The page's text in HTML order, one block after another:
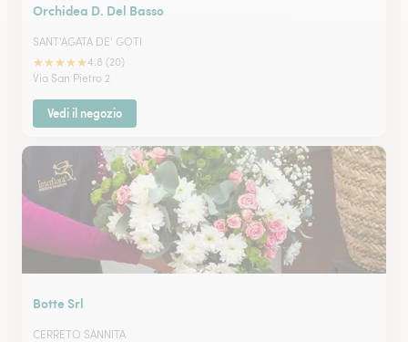
Orchidea D. Del Basso
SANT'AGATA DE' GOTI
★★★★★4.8 (20)
Via San Pietro 2
Vedi il negozio
Botte Srl
CERRETO SANNITA